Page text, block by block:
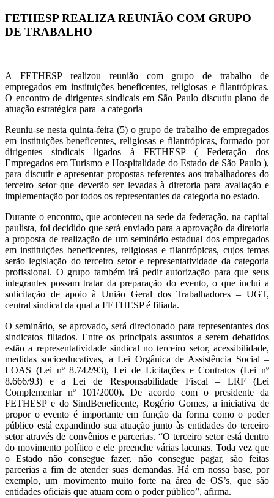
FETHESP REALIZA REUNIÃO COM GRUPO
DE TRABALHO
A FETHESP realizou reunião com grupo de trabalho de
empregados em instituições beneficentes, religiosas e filantrópicas.
O encontro de dirigentes sindicais em São Paulo discutiu plano de
atuação estratégica para a categoria
Reuniu-se nesta quinta-feira (5) o grupo de trabalho de empregados
em instituições beneficentes, religiosas e filantrópicas, formado por
dirigentes sindicais ligados à FETHESP ( Federação dos
Empregados em Turismo e Hospitalidade do Estado de São Paulo ),
para discutir e apresentar propostas referentes aos trabalhadores do
terceiro setor que deverão ser levadas à diretoria para avaliação e
implementação por todos os representantes da categoria no estado.
Durante o encontro, que aconteceu na sede da federação, na capital
paulista, foi decidido que será enviado para a aprovação da diretoria
a proposta de realização de um seminário estadual dos empregados
em instituições beneficentes, religiosas e filantrópicas, cujos temas
serão legislação do terceiro setor e representatividade da categoria
profissional. O grupo também irá pedir autorização para que seus
integrantes possam tratar da preparação do evento, o que inclui a
solicitação de apoio à União Geral dos Trabalhadores – UGT,
central sindical da qual a FETHESP é filiada.
O seminário, se aprovado, será direcionado para representantes dos
sindicatos filiados. Entre os principais assuntos a serem debatidos
estão a representatividade sindical no terceiro setor, acessibilidade,
medidas socioeducativas, a Lei Orgânica de Assistência Social –
LOAS (Lei nº 8.742/93), Lei de Licitações e Contratos (Lei nº
8.666/93) e a Lei de Responsabilidade Fiscal – LRF (Lei
Complementar nº 101/2000). De acordo com o presidente da
FETHESP e do SindBeneficente, Rogério Gomes, a iniciativa de
propor o evento é importante em função da forma como o poder
público está expandindo sua atuação junto às entidades do terceiro
setor através de convênios e parcerias. “O terceiro setor está dentro
do movimento político e ele preenche várias lacunas. Toda vez que
o Estado não consegue fazer, não consegue pagar, são feitas
parcerias a fim de atender suas demandas. Há em nossa base, por
exemplo, um movimento muito forte na área de OS’s, que são
entidades oficiais que atuam com o poder público”, afirma.